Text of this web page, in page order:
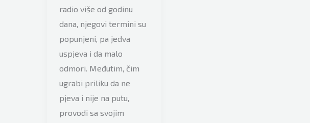
radio više od godinu
dana, njegovi termini su
popunjeni, pa jedva
uspjeva i da malo
odmori. Međutim, čim
ugrabi priliku da ne
pjeva i nije na putu,
provodi sa svojim